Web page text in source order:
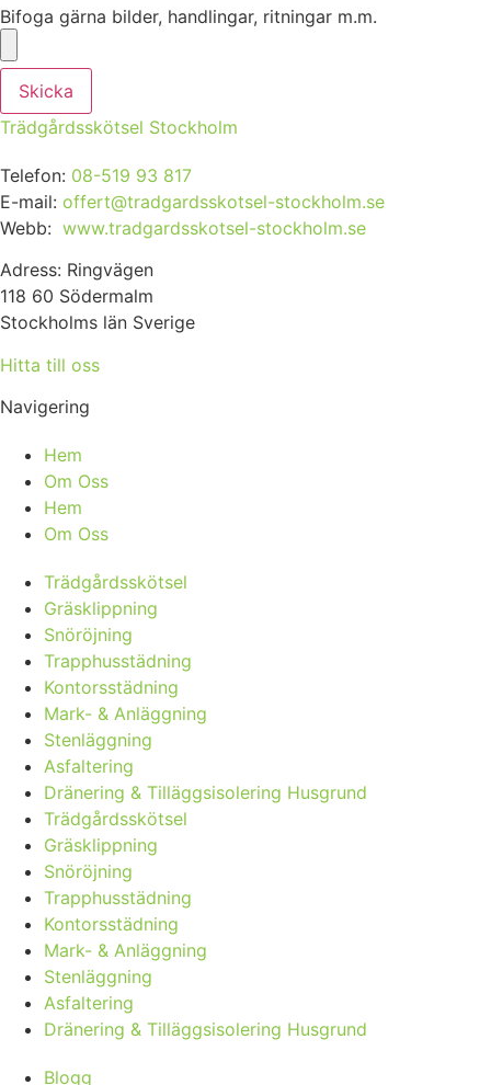
Bifoga gärna bilder, handlingar, ritningar m.m.
Skicka
Trädgårdsskötsel Stockholm
Telefon: 08-519 93 817
E-mail: offert@tradgardsskotsel-stockholm.se
Webb: www.tradgardsskotsel-stockholm.se
Adress: Ringvägen
118 60 Södermalm
Stockholms län Sverige
Hitta till oss
Navigering
Hem
Om Oss
Hem
Om Oss
Trädgårdsskötsel
Gräsklippning
Snöröjning
Trapphusstädning
Kontorsstädning
Mark- & Anläggning
Stenläggning
Asfaltering
Dränering & Tilläggsisolering Husgrund
Trädgårdsskötsel
Gräsklippning
Snöröjning
Trapphusstädning
Kontorsstädning
Mark- & Anläggning
Stenläggning
Asfaltering
Dränering & Tilläggsisolering Husgrund
Blogg